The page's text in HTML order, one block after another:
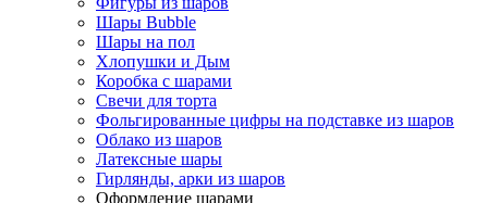
Шары Bubble
Шары на пол
Хлопушки и Дым
Коробка с шарами
Свечи для торта
Фольгированные цифры на подставке из шаров
Облако из шаров
Латексные шары
Гирлянды, арки из шаров
Оформление шарами